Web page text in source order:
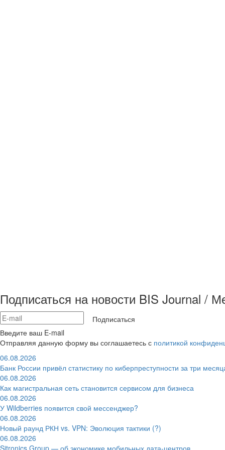
Подписаться на новости BIS Journal /
Подписаться
Введите ваш E-mail
Отправляя данную форму вы соглашаетесь с политикой
06.08.2026
Банк России привёл статистику по киберпреступности за три
06.08.2026
Как магистральная сеть становится сервисом для бизнеса
06.08.2026
У Wildberries появится свой мессенджер?
06.08.2026
Новый раунд РКН vs. VPN: Эволюция тактики (?)
06.08.2026